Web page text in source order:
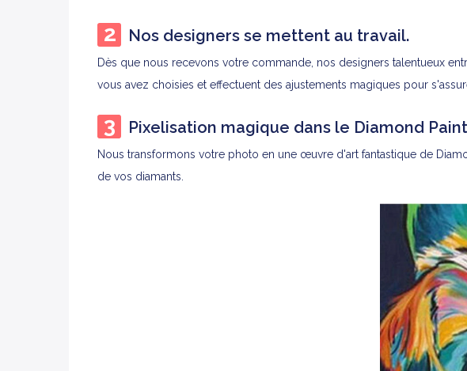
Nos designers se mettent au travail.
Dès que nous recevons votre commande, nos designers talentueux
vous avez choisies et effectuent des ajustements magiques pour
Pixelisation magique dans le Diamond
Nous transformons votre photo en une œuvre d'art fantastique de
de vos diamants.